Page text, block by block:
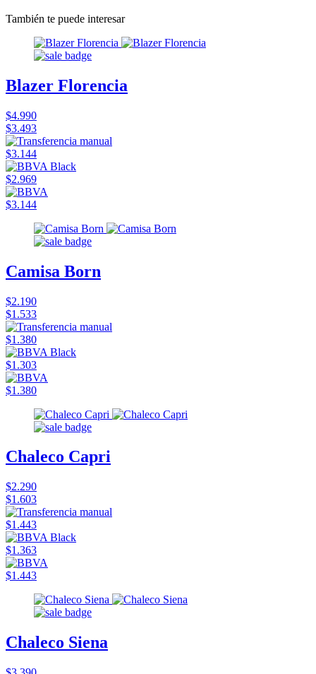
También te puede interesar
Blazer Florencia
$4.990
$3.493
$3.144
$2.969
$3.144
Camisa Born
$2.190
$1.533
$1.380
$1.303
$1.380
Chaleco Capri
$2.290
$1.603
$1.443
$1.363
$1.443
Chaleco Siena